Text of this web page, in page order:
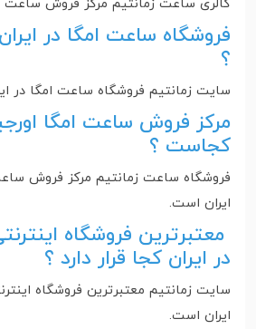
گالری ساعت زمانتیم مرکز فروش ساعت
فروشگاه ساعت امگا در
؟
سایت زمانتیم فروشگاه ساعت امگا در
مرکز فروش ساعت امگا
کجاست ؟
فروشگاه ساعت زمانتیم مرکز فروش
ایران است‌.
معتبرترین فروشگاه
در ایران کجا قرار دارد ؟
سایت زمانتیم معتبرترین فروشگاه
ایران است.